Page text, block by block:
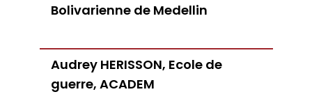
Bolivarienne de Medellin
Audrey HERISSON, Ecole de
guerre, ACADEM